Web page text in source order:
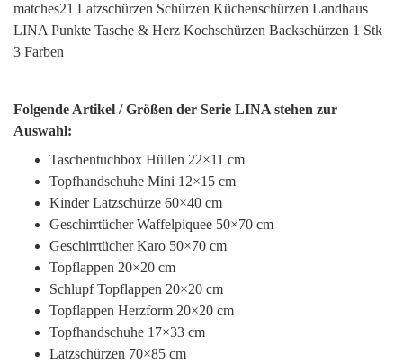
matches21 Latzschürzen Schürzen Küchenschürzen Landhaus
LINA Punkte Tasche & Herz Kochschürzen Backschürzen 1 Stk
3 Farben
Folgende Artikel / Größen der Serie LINA stehen zur
Auswahl:
Taschentuchbox Hüllen 22×11 cm
Topfhandschuhe Mini 12×15 cm
Kinder Latzschürze 60×40 cm
Geschirrtücher Waffelpiquee 50×70 cm
Geschirrtücher Karo 50×70 cm
Topflappen 20×20 cm
Schlupf Topflappen 20×20 cm
Topflappen Herzform 20×20 cm
Topfhandschuhe 17×33 cm
Latzschürzen 70×85 cm